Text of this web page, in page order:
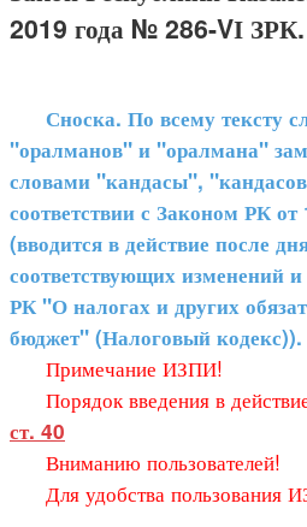
2019 года № 286-VІ ЗРК.
Сноска. По всему тексту
"оралманов" и "оралмана"
словами "кандасы",
соответствии с Законом РК
(вводится в действие после
соответствующих изменений
РК "О налогах и других
бюджет" (Налоговый кодекс)).
Примечание ИЗПИ!
Порядок введения в
ст. 40
Вниманию пользователей!
Для удобства пользования